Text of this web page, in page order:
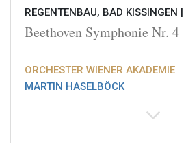
REGENTENBAU, BAD KISSINGEN |
Beethoven Symphonie Nr. 4
ORCHESTER WIENER AKADEMIE
MARTIN HASELBÖCK